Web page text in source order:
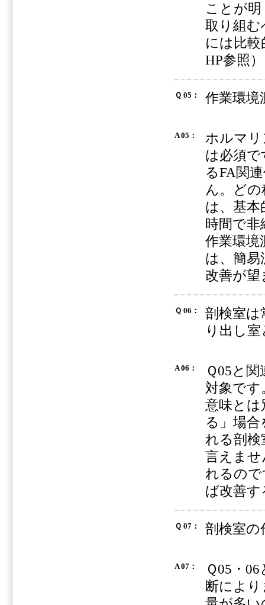
ことが
取り組
には比
HP参照
Ｑ 05： 作業環境
A 05：
ホルマリ
は必須で
るFA関
ん。ど
は、基本
時間で非
作業環境
は、簡易
改善が
Ｑ 06：
剖検室は
り出し
A 06：
Ｑ05と
対象で
意味とは
る」場
れる剖検
言えませ
れるの
ば改善
Ｑ 07： 剖検室の
A 07：
Ｑ05・
断によ